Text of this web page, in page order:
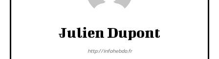
Julien Dupont
http://infohebdo.fr